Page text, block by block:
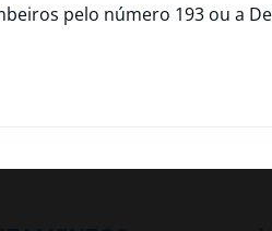
pelo número 193 ou a